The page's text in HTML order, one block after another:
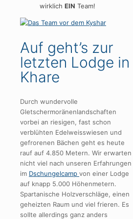
wirklich EIN Team!
Auf geht’s zur
letzten Lodge in
Khare
Durch wundervolle
Gletschermoränenlandschaften
vorbei an riesigen, fast schon
verblühten Edelweisswiesen und
gefrorenen Bächen geht es heute
rauf auf 4.850 Metern. Wir erwarten
nicht viel nach unseren Erfahrungen
im Dschungelcamp von einer Lodge
auf knapp 5.000 Höhenmetern.
Spartanische Holzverschläge, einen
geheizten Raum und viel frieren. Es
sollte allerdings ganz anders